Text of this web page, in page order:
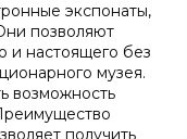
экспонаты,
позволяют
и настоящего без
музея.
возможность
получить